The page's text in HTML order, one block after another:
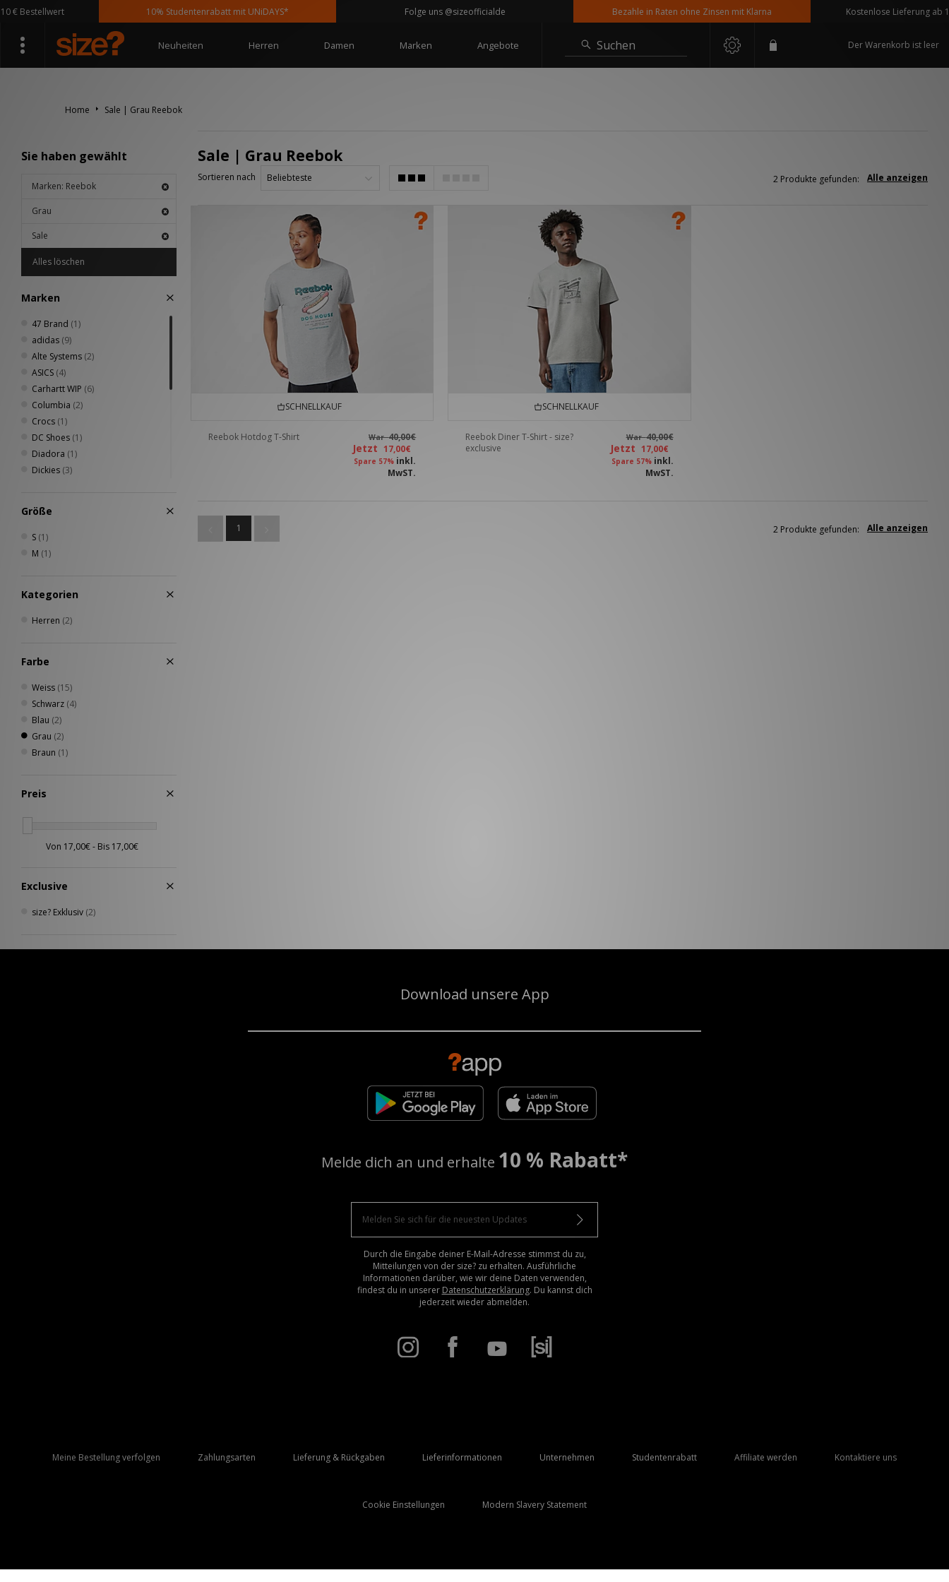
Bestellwert 10% Studentenrabatt mit UNiDAYS* Folge uns @sizeofficialde Bezahle in Raten ohne Zinsen mit Klarna Kostenlose Lieferung ab
Neuheiten Herren Damen Marken Angebote Suchen Der Warenkorb ist leer
Home Sale | Grau Reebok
Sie haben gewählt
Marken: Reebok
Grau
Sale
Alles löschen
Marken
47 Brand (1)
adidas (9)
Alte Systems (2)
ASICS (4)
Carhartt WIP (6)
Columbia (2)
Crocs (1)
DC Shoes (1)
Diadora (1)
Dickies (3)
New Balance
New Era
Nike(9)
Reebok (2)
Salomon(1)
Umbro
Größe
S (1)
M (1)
Kategorien
Herren (2)
Farbe
Weiss (15)
Schwarz (4)
Blau (2)
Grau (2)
Braun (1)
Preis
Exclusive
size? Exklusiv (2)
Sale | Grau Reebok
Sortieren nach Alle anzeigen
2 Produkte gefunden:
SCHNELLKAUF
Reebok Hotdog T-Shirt War40,00€
Jetzt17,00€
Spare 57% inkl.
MwST.
SCHNELLKAUF
Reebok Diner T-Shirt - size?
exclusive
War40,00€
Jetzt 17,00€
Spare 57% inkl.
MwST.
1 Alle anzeigen
2 Produkte gefunden:
Download unsere App
Melde dich an und erhalte 10 % Rabatt*
Durch die Eingabe deiner E-Mail-Adresse stimmst du zu,
Mitteilungen von der size? zu erhalten. Ausführliche
Informationen darüber, wie wir deine Daten verwenden,
findest du in unserer Datenschutzerklärung. Du kannst dich
jederzeit wieder abmelden.
Meine Bestellung verfolgen Zahlungsarten Lieferung & Rückgaben Lieferinformationen Unternehmen Studentenrabatt Affiliate werden Kontaktiere uns
Cookie Einstellungen Modern Slavery Statement